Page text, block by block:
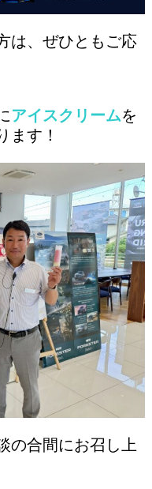
は、ぜひともご応
アイスクリームを
ます！
の合間にお召し上